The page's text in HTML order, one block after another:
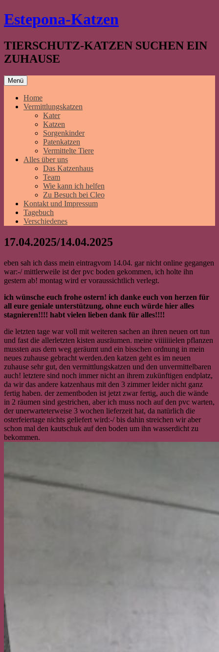
Springe
zum
Estepona-Katzen
TIERSCHUTZ-KATZEN SUCHEN EIN
ZUHAUSE
Menü
Home
Vermittlungskatzen
Kater
Katzen
Sorgenkinder
Patenkatzen
Vermittelte Tiere
Alles über uns
Das Katzenhaus
Team
Wie kann ich helfen
Zu Besuch bei Cleo
Kontakt und Impressum
Tagebuch
Verschiedenes
17.04.2025/14.04.2025
eben sah ich dass mein eintragvom 14.04. gar nicht online gegangen
war:-/ mittlerweile ist der pvc boden gekommen, ich holte ihn
gestern ab! montag wird er voraussichtlich verlegt.
ich wünsche euch frohe ostern! ich danke euch von herzen für
all eure geniale unterstützung, ohne euch würde hier alles
stagnieren!!!! habt vielen lieben dank für alles!!!!
die letzten tage war voll mit weiteren sachen an ihren neuen ort tun
und fast die allerletzten kisten ausräumen. meine viiiiiiielen pflanzen
mussten aus dem weg geräumt und ein bisschen ordnung in mein
neues zuhause gebracht werden.den katzen geht es im neuen
zuhause sehr gut, den vermittlungskatzen und den unvermittelbaren
auch! letztere sind noch immer nicht an ihrem zukünftigen endplatz,
da wir das andere katzenhaus mit den 3 zimmer leider nicht ganz
fertig haben. der zementboden ist jetzt zwar fertig, auch die wände
in 2 räumen sind gestrichen, aber ich muss noch auf den pvc warten,
der unerwarteterweise 3 wochen lieferzeit hat, da natürlich die
osterfeiertage nichts geliefert wird:-/ bis dahin streichen wir aber
schon mal den kautschuk auf den boden um ihn wasserdicht zu
bekommen.